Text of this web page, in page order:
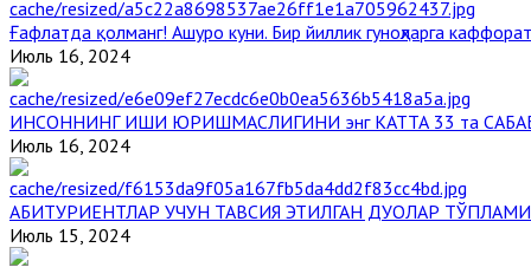
Ғафлатда қолманг! Ашуро куни. Бир йиллик гуноҳларга
Июль 16, 2024
ИНСОННИНГ ИШИ ЮРИШМАСЛИГИНИ энг КАТТА 33 та
Июль 16, 2024
АБИТУРИЕНТЛАР УЧУН ТАВСИЯ ЭТИЛГАН ДУОЛАР ТЎПЛАМИ
Июль 15, 2024